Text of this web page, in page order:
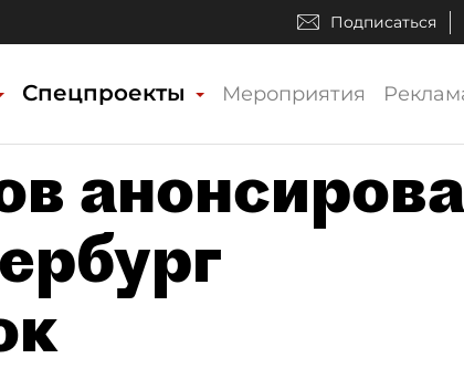
Подписаться
Спецпроекты Мероприятия